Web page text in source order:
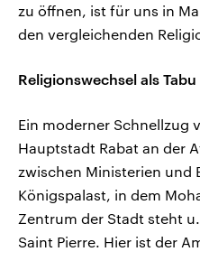
zu öffnen, ist für uns in
den vergleichenden
Religionswechsel als Tabu
Ein moderner Schnellzug
Hauptstadt Rabat an der
zwischen Ministerien und
Königspalast, in dem
Zentrum der Stadt steht
Saint Pierre. Hier ist der